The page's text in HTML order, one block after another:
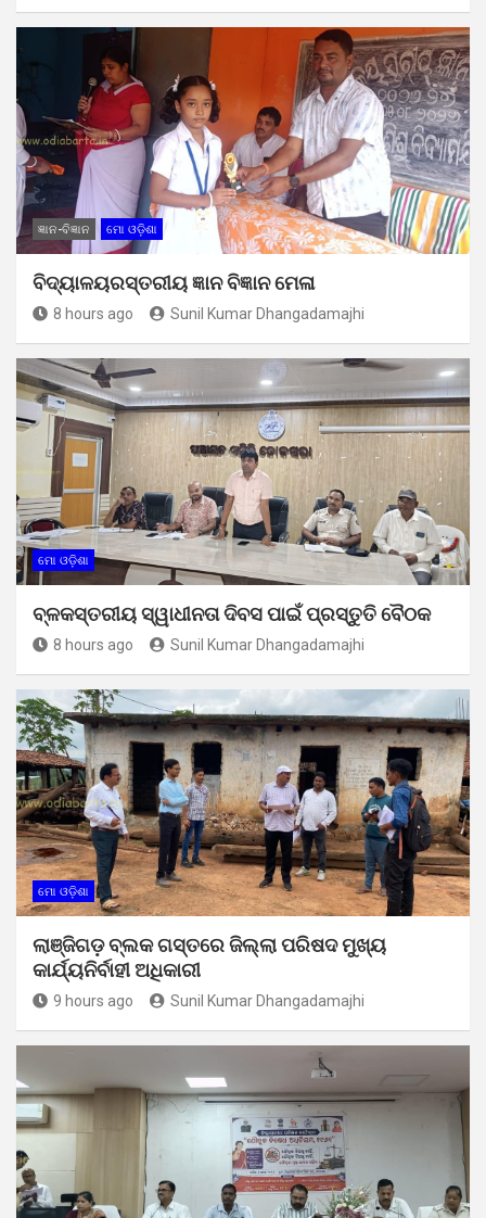
ଜ୍ଞାନ-ବିଜ୍ଞାନ ମୋ ଓଡ଼ିଶା
ବିଦ୍ୟାଳୟରସ୍ତରୀୟ ଜ୍ଞାନ ବିଜ୍ଞାନ ମେଳା
8 hours ago Sunil Kumar Dhangadamajhi
ମୋ ଓଡ଼ିଶା
ବ୍ଳକସ୍ତରୀୟ ସ୍ୱାଧୀନତା ଦିବସ ପାଇଁ ପ୍ରସ୍ତୁତି ବୈଠକ
8 hours ago Sunil Kumar Dhangadamajhi
ମୋ ଓଡ଼ିଶା
ଲାଞ୍ଜିଗଡ଼ ବ୍ଲକ ଗସ୍ତରେ ଜିଲ୍ଲା ପରିଷଦ ମୁଖ୍ୟ
କାର୍ଯ୍ୟନିର୍ବାହୀ ଅଧିକାରୀ
9 hours ago Sunil Kumar Dhangadamajhi